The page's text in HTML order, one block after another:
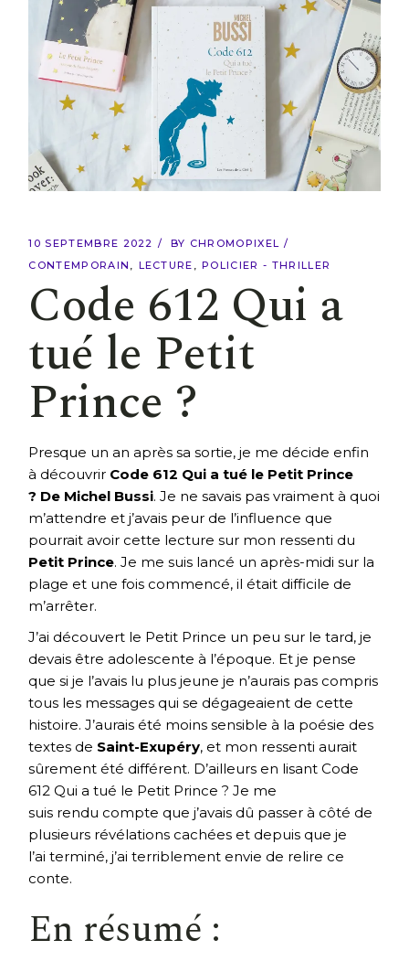
10 SEPTEMBRE 2022 BY CHROMOPIXEL
CONTEMPORAIN
LECTURE POLICIER - THRILLER
Code 612 Qui a
tué le Petit
Prince ?
Presque un an après sa sortie, je me décide enfin
à découvrir Code 612 Qui a tué le Petit Prince
? De Michel Bussi. Je ne savais pas vraiment à quoi
m’attendre et j’avais peur de l’influence que
pourrait avoir cette lecture sur mon ressenti du
Petit Prince. Je me suis lancé un après-midi sur la
plage et une fois commencé, il était difficile de
m’arrêter.
J’ai découvert le Petit Prince un peu sur le tard, je
devais être adolescente à l’époque. Et je pense
que si je l’avais lu plus jeune je n’aurais pas compris
tous les messages qui se dégageaient de cette
histoire. J’aurais été moins sensible à la poésie des
textes de Saint-Exupéry, et mon ressenti aurait
sûrement été différent. D’ailleurs en lisant Code
612 Qui a tué le Petit Prince ? Je me
suis rendu compte que j’avais dû passer à côté de
plusieurs révélations cachées et depuis que je
l’ai terminé, j’ai terriblement envie de relire ce
conte.
En résumé :